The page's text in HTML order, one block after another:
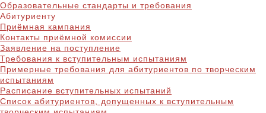
Образовательные стандарты и требования
Абитуриенту
Приёмная кампания
Контакты приёмной комиссии
Заявление на поступление
Требования к вступительным испытаниям
Примерные требования для абитуриентов по творческим
испытаниям
Расписание вступительных испытаний
Список абитуриентов, допущенных к вступительным